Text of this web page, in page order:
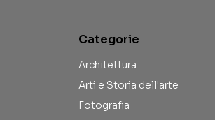
Categorie
Architettura
Arti e Storia dell'arte
Fotografia